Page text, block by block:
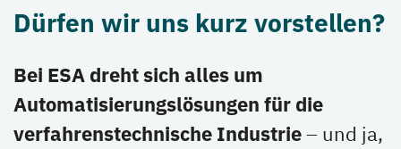
Dürfen wir uns kurz vorstellen?
Bei ESA dreht sich alles um
Automatisierungslösungen für die
verfahrenstechnische Industrie– und ja,